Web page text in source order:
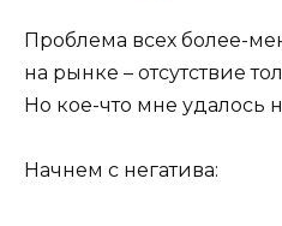
Проблема всех более-
на рынке – отсутствие
Но кое-что мне удалось
Начнем с негатива: